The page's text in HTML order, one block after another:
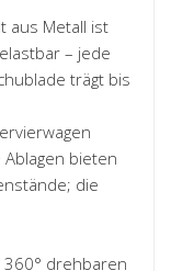
aus Metall ist
– jede
trägt bis
bieten
die
drehbaren